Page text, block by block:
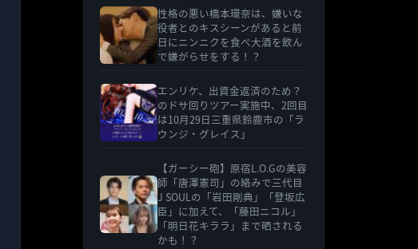
性格の悪い橋本環奈は、嫌いな
役者とのキスシーンがあると前
日にニンニクを食べ大酒を飲ん
で嫌がらせをする！？
エンリケ、出資金返済のため？
のドサ回りツアー実施中、2回目
は10月29日三重県鈴鹿市の「ラ
ウンジ・グレイス」
【ガーシー砲】原宿L.O.Gの美容
師「唐澤憲司」の絡みで三代目
J SOULの「岩田剛典」「登坂広
臣」に加えて、「藤田ニコル」
「明日花キララ」まで晒される
かも！？